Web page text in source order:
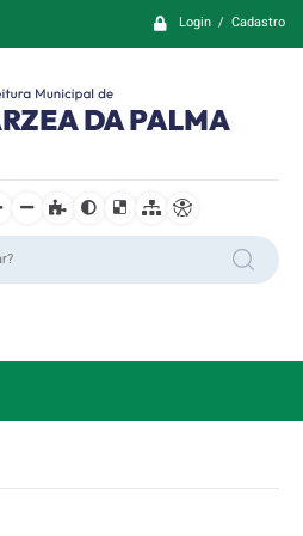
Login / Cadastro